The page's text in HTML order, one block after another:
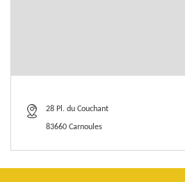
28 Pl. du Couchant
83660 Carnoules